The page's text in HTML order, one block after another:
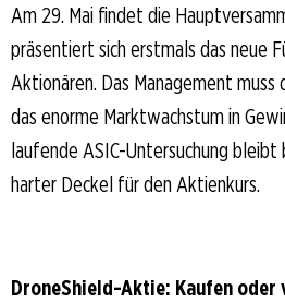
Am 29. Mai findet die
präsentiert sich erstmals das neue
Aktionären. Das Management muss
das enorme Marktwachstum in
laufende ASIC-Untersuchung
harter Deckel für den Aktienkurs.
DroneShield-Aktie: Kaufen oder